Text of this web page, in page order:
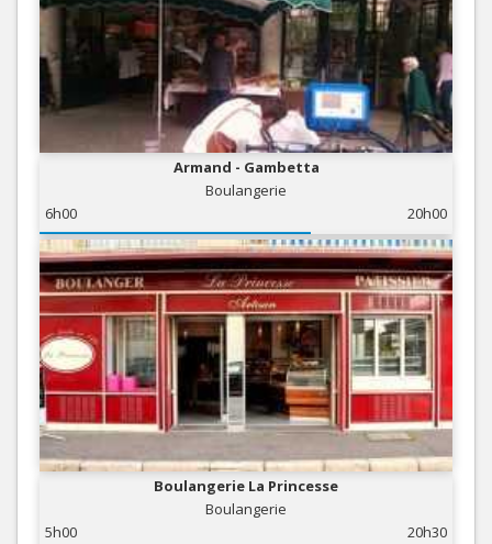
Armand - Gambetta
Boulangerie
6h00
20h00
Boulangerie La Princesse
Boulangerie
5h00
20h30